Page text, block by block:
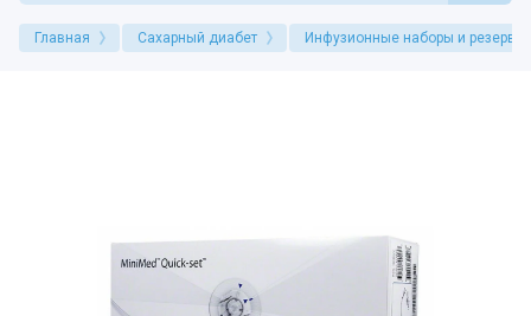
Главная Сахарный диабет Инфузионные наборы и